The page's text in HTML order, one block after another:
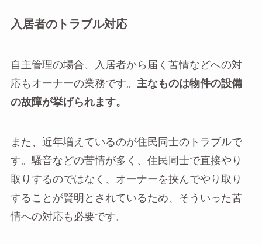
入居者のトラブル対応
自主管理の場合、入居者から届く苦情などへの対
応もオーナーの業務です。 主なものは物件の設備
の故障が挙げられます。
また、近年増えているのが住民同士のトラブルで
す。騒音などの苦情が多く、住民同士で直接やり
取りするのではなく、オーナーを挟んでやり取り
することが賢明とされているため、そういった苦
情への対応も必要です。